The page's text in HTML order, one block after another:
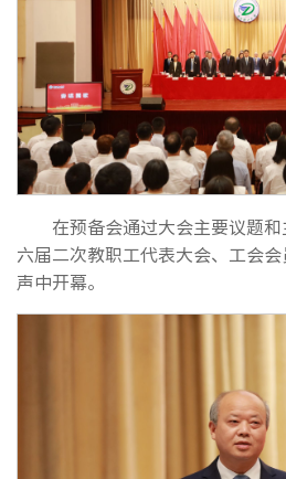
在预备会通过大会主要议题
六届二次教职工代表大会、工会
声中开幕。